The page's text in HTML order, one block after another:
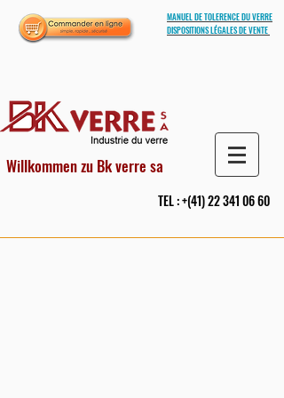
MANUEL DE TOLERENCE DU VERRE
DISPOSITIONS LÉGALES DE VENTE
Willkommen zu Bk verre sa
TEL : +(41)22 341 06 60